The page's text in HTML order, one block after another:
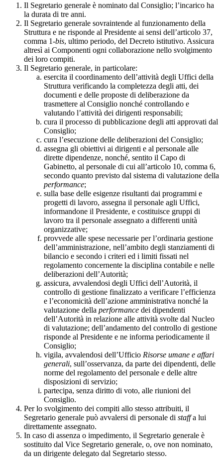
Il Segretario generale è nominato dal Consiglio; l’incarico ha
la durata di tre anni.
Il Segretario generale sovraintende al funzionamento della
Struttura e ne risponde al Presidente ai sensi dell’articolo 37,
comma 1-bis, ultimo periodo, del Decreto istitutivo. Assicura
altresì ai Componenti ogni collaborazione nello svolgimento
dei loro compiti.
Il Segretario generale, in particolare:
esercita il coordinamento dell’attività degli Uffici della
Struttura verificando la completezza degli atti, dei
documenti e delle proposte di deliberazione da
trasmettere al Consiglio nonché controllando e
valutando l’attività dei dirigenti responsabili;
cura il processo di pubblicazione degli atti approvati dal
Consiglio;
cura l’esecuzione delle deliberazioni del Consiglio;
assegna gli obiettivi ai dirigenti e al personale alle
dirette dipendenze, nonché, sentito il Capo di
Gabinetto, al personale di cui all’articolo 10, comma 6,
secondo quanto previsto dal sistema di valutazione della
performance;
sulla base delle esigenze risultanti dai programmi e
progetti di lavoro, assegna il personale agli Uffici,
informandone il Presidente, e costituisce gruppi di
lavoro tra il personale assegnato a differenti unità
organizzative;
provvede alle spese necessarie per l’ordinaria gestione
dell’amministrazione, nell’ambito degli stanziamenti di
bilancio e secondo i criteri ed i limiti fissati nel
regolamento concernente la disciplina contabile e nelle
deliberazioni dell’Autorità;
assicura, avvalendosi degli Uffici dell’Autorità, il
controllo di gestione finalizzato a verificare l’efficienza
e l’economicità dell’azione amministrativa nonché la
valutazione della performance dei dipendenti
dell’Autorità in relazione alle attività svolte dal Nucleo
di valutazione; dell’andamento del controllo di gestione
risponde al Presidente e ne informa periodicamente il
Consiglio;
vigila, avvalendosi dell’Ufficio Risorse umane e affari
generali, sull’osservanza, da parte dei dipendenti, delle
norme del regolamento del personale e delle altre
disposizioni di servizio;
partecipa, senza diritto di voto, alle riunioni del
Consiglio.
Per lo svolgimento dei compiti allo stesso attribuiti, il
Segretario generale può avvalersi di personale di staffa lui
direttamente assegnato.
In caso di assenza o impedimento, il Segretario generale è
sostituito dal Vice Segretario generale, o, ove non nominato,
da un dirigente delegato dal Segretario stesso.